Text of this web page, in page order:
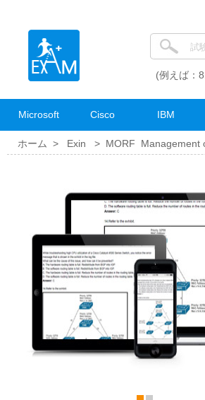
(例えば：
Microsoft Cisco IBM
ホーム > Exin > MORF Management